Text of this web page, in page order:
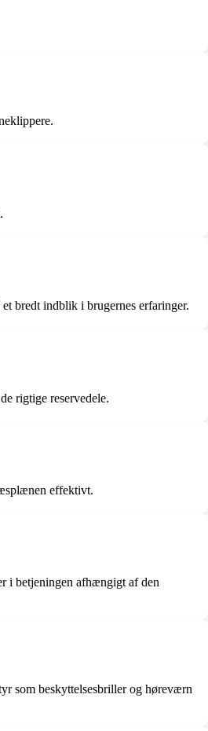
bredt indblik i brugernes erfaringer.
rigtige reservedele.
effektivt.
i betjeningen afhængigt af den
som beskyttelsesbriller og høreværn